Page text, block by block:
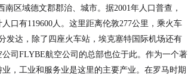
区域德文郡郡治、城市。据2001年人口普查，
口有119600人。这里距离伦敦277公里，乘火车
发达，除了四座火车站，埃克塞特国际机场还有
司FLYBE航空公司的总部也位于此。作为一个著
，工业和服务业是这里的主要产业。在罗马时期